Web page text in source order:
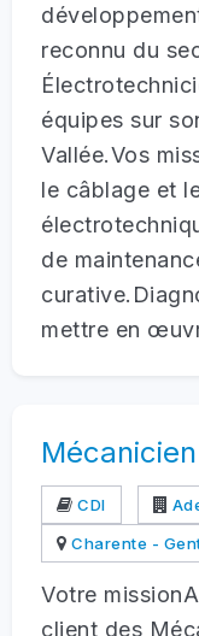
reconnu du
équipes sur
Vallée.Vos
le câblage et
de
mettre en
CDI
Charente -
Votre
client des